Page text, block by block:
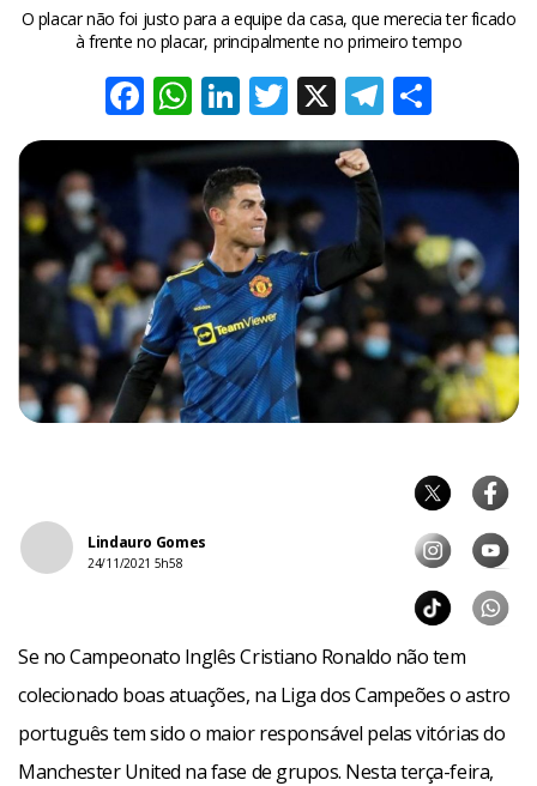
O placar não foi justo para a equipe da casa, que merecia ter ficado
à frente no placar, principalmente no primeiro tempo
Facebook
WhatsApp
LinkedIn
Twitter
X
Lindauro Gomes
24/11/2021 5h58
Se no Campeonato Inglês Cristiano Ronaldo não tem
colecionado boas atuações, na Liga dos Campeões o astro
português tem sido o maior responsável pelas vitórias do
Manchester United na fase de grupos. Nesta terça-feira,